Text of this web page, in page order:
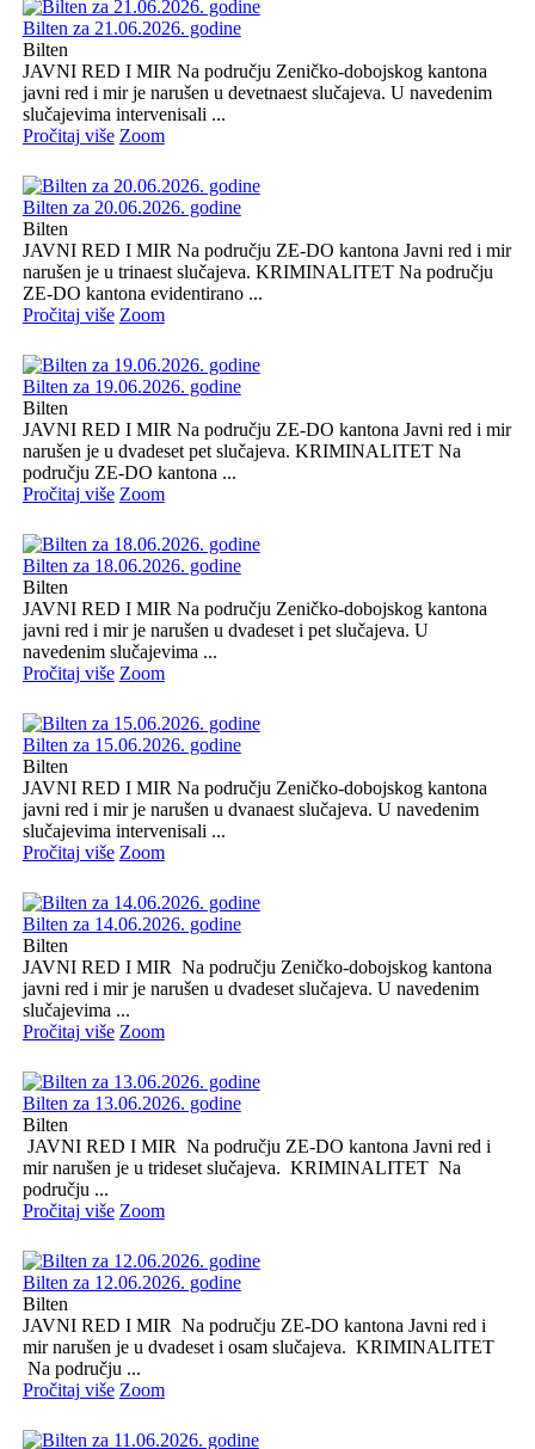
Bilten za 21.06.2026. godine
Bilten
JAVNI RED I MIR Na području Zeničko-dobojskog kantona
javni red i mir je narušen u devetnaest slučajeva. U navedenim
slučajevima intervenisali ...
Pročitaj više Zoom
Bilten za 20.06.2026. godine
Bilten
JAVNI RED I MIR Na području ZE-DO kantona Javni red i mir
narušen je u trinaest slučajeva. KRIMINALITET Na području
ZE-DO kantona evidentirano ...
Pročitaj više Zoom
Bilten za 19.06.2026. godine
Bilten
JAVNI RED I MIR Na području ZE-DO kantona Javni red i mir
narušen je u dvadeset pet slučajeva. KRIMINALITET Na
području ZE-DO kantona ...
Pročitaj više Zoom
Bilten za 18.06.2026. godine
Bilten
JAVNI RED I MIR Na području Zeničko-dobojskog kantona
javni red i mir je narušen u dvadeset i pet slučajeva. U
navedenim slučajevima ...
Pročitaj više Zoom
Bilten za 15.06.2026. godine
Bilten
JAVNI RED I MIR Na području Zeničko-dobojskog kantona
javni red i mir je narušen u dvanaest slučajeva. U navedenim
slučajevima intervenisali ...
Pročitaj više Zoom
Bilten za 14.06.2026. godine
Bilten
JAVNI RED I MIR Na području Zeničko-dobojskog kantona
javni red i mir je narušen u dvadeset slučajeva. U navedenim
slučajevima ...
Pročitaj više Zoom
Bilten za 13.06.2026. godine
Bilten
JAVNI RED I MIR Na području ZE-DO kantona Javni red i
mir narušen je u trideset slučajeva. KRIMINALITET Na
području ...
Pročitaj više Zoom
Bilten za 12.06.2026. godine
Bilten
JAVNI RED I MIR Na području ZE-DO kantona Javni red i
mir narušen je u dvadeset i osam slučajeva. KRIMINALITET
Na području ...
Pročitaj više Zoom